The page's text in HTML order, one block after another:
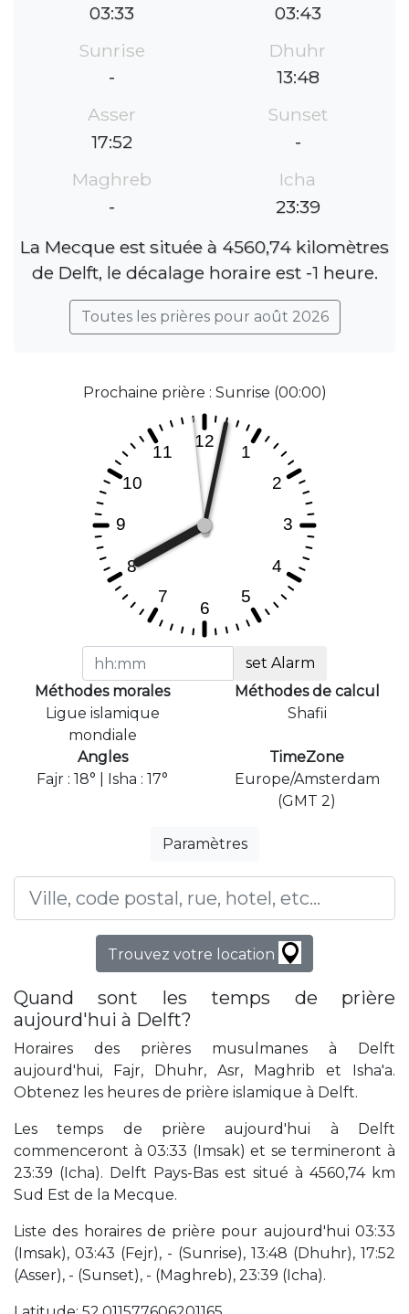
03:33
03:43
Sunrise
-
Dhuhr
13:48
Asser
17:52
Sunset
-
Maghreb
-
Icha
23:39
La Mecque est située à 4560,74 kilomètres
de Delft, le décalage horaire est -1 heure.
Toutes les prières pour août 2026
Prochaine prière : Sunrise (00:00)
set Alarm
Méthodes morales
Ligue islamique
mondiale
Méthodes de calcul
Shafii
Angles
Fajr : 18° | Isha : 17°
TimeZone
Europe/Amsterdam
(GMT 2)
Paramètres
Trouvez votre location
Quand sont les temps de prière
aujourd'hui à Delft?
Horaires des prières musulmanes à Delft
aujourd'hui, Fajr, Dhuhr, Asr, Maghrib et Isha'a.
Obtenez les heures de prière islamique à Delft.
Les temps de prière aujourd'hui à Delft
commenceront à 03:33 (Imsak) et se termineront à
23:39 (Icha). Delft Pays-Bas est situé à 4560,74 km
Sud Est de la Mecque.
Liste des horaires de prière pour aujourd'hui 03:33
(Imsak), 03:43 (Fejr), - (Sunrise), 13:48 (Dhuhr), 17:52
(Asser), - (Sunset), - (Maghreb), 23:39 (Icha).